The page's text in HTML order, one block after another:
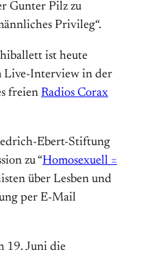
Gunter Pilz zu
Privileg“.
ist heute
Live-Interview in der
freien Radios Corax
Ebert-Stiftung
zu “Homosexuell =
über Lesben und
per E-Mail
19. Juni die